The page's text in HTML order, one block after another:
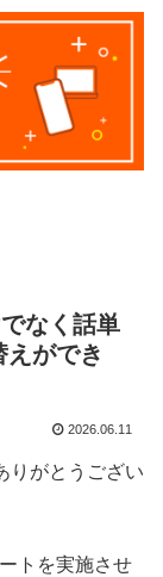
なく話単
ができ
2026.06.11
りがとうござい
トを実施させ